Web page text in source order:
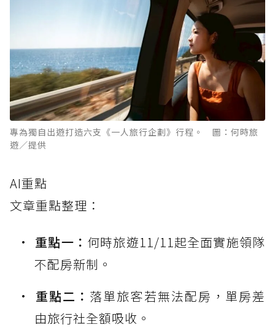
專為獨自出遊打造六支《一人旅行企劃》行程。 圖：何時旅
遊／提供
AI重點
文章重點整理：
重點一： 何時旅遊11/11起全面實施領隊
不配房新制。
重點二： 落單旅客若無法配房，單房差
由旅行社全額吸收。